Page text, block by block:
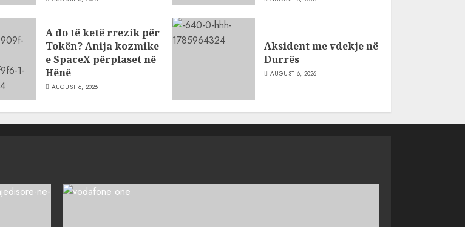
A do të ketë rrezik për
Tokën? Anija kozmike
e SpaceX përplaset në
Hënë
AUGUST 6, 2026
Aksident me vdekje në
Durrës
AUGUST 6, 2026